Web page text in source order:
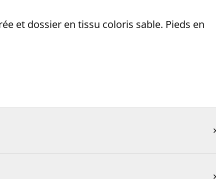
et dossier en tissu coloris sable. Pieds en

